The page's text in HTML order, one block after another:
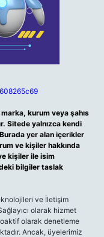
kurum veya şahıs
Sitede yalnızca kendi
Burada yer alan içerikler
ve kişiler hakkında
kişiler ile isim
bilgiler taslak
ve İletişim
olarak hizmet
olarak denetleme
Ancak, üyelerimiz